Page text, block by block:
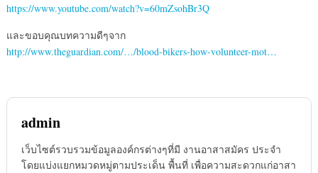
https://www.youtube.com/watch?v=60mZsohBr3Q
และขอบคุณบทความดีๆจาก
http://www.theguardian.com/…/blood-bikers-how-volunteer-mot…
admin
เว็บไซต์รวบรวมข้อมูลองค์กรต่างๆที่มี งานอาสาสมัคร ประจำ
โดยแบ่งแยกหมวดหมู่ตามประเด็น พื้นที่ เพื่อความสะดวกแก่อาสา